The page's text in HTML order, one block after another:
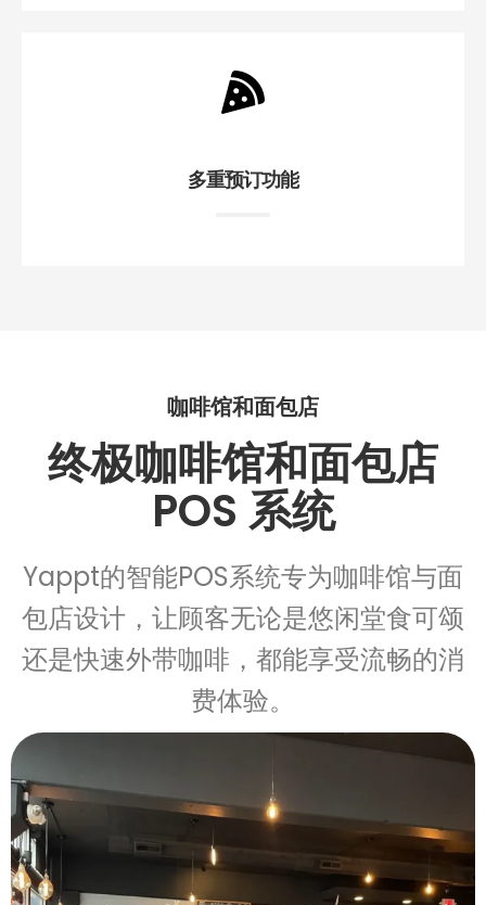
多重预订功能
咖啡馆和面包店
终极咖啡馆和面包店
POS 系统
Yappt的智能POS系统专为咖啡馆与面
包店设计，让顾客无论是悠闲堂食可颂
还是快速外带咖啡，都能享受流畅的消
费体验。